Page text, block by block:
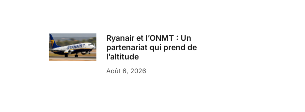
Ryanair et l’ONMT : Un
partenariat qui prend de
l’altitude
Août 6, 2026